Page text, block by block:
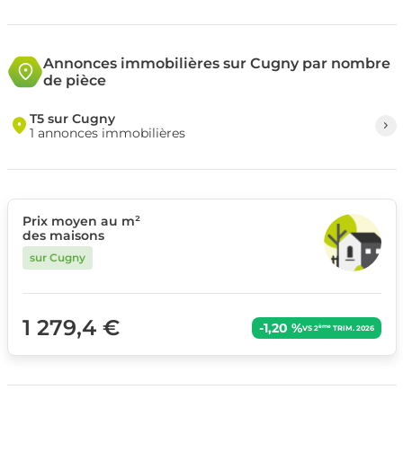
Annonces immobilières sur Cugny par nombre
de pièce
T5 sur Cugny
1 annonces immobilières
Prix moyen au m²
des maisons
sur Cugny
1 279,4 € -1,20 %VS 2èmeTRIM. 2026